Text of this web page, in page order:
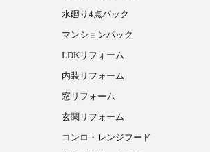
水廻り4点パック
マンションパック
LDKリフォーム
内装リフォーム
窓リフォーム
玄関リフォーム
コンロ・レンジフード